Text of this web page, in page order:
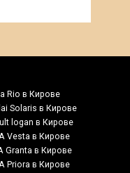
Rio в Кирове
Solaris в Кирове
logan в Кирове
Vesta в Кирове
Granta в Кирове
Priora в Кирове